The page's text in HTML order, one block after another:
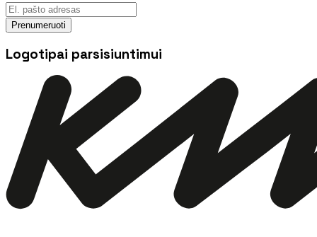
Prenumeruoti
Logotipai parsisiuntimui